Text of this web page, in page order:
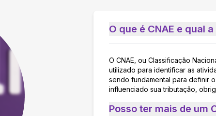
O que é CNAE e qual
O CNAE, ou Classificação
utilizado para identificar as
sendo fundamental para definir
influenciado sua tributação,
Posso ter mais de um